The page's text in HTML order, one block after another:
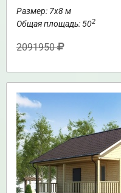
Размер: 7х8 м
Общая площадь: 502
2091950